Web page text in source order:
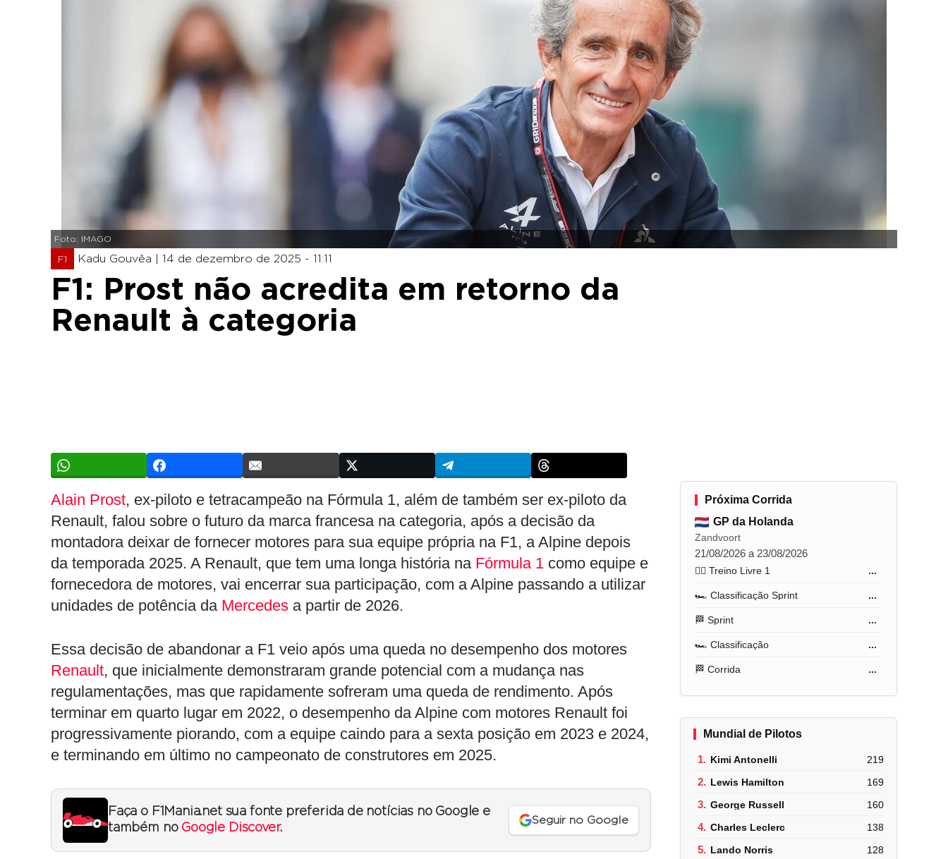
Foto: IMAGO
F1 Kadu Gouvêa | 14 de dezembro de 2025 - 11:11
F1: Prost não acredita em retorno da
Renault à categoria
Alain Prost, ex-piloto e tetracampeão na Fórmula 1, além de também ser ex-piloto da
Renault, falou sobre o futuro da marca francesa na categoria, após a decisão da
montadora deixar de fornecer motores para sua equipe própria na F1, a Alpine depois
da temporada 2025. A Renault, que tem uma longa história na Fórmula 1 como equipe e
fornecedora de motores, vai encerrar sua participação, com a Alpine passando a utilizar
unidades de potência da Mercedes a partir de 2026.
Essa decisão de abandonar a F1 veio após uma queda no desempenho dos motores
Renault, que inicialmente demonstraram grande potencial com a mudança nas
regulamentações, mas que rapidamente sofreram uma queda de rendimento. Após
terminar em quarto lugar em 2022, o desempenho da Alpine com motores Renault foi
progressivamente piorando, com a equipe caindo para a sexta posição em 2023 e 2024,
e terminando em último no campeonato de construtores em 2025.
Faça o F1Mania.net sua fonte preferida de notícias no Google e
também no Google Discover.
Seguir no Google
Próxima Corrida
GP da Holanda
Zandvoort
21/08/2026 a 23/08/2026
🏋️‍♂️ Treino Livre 1 ...
🏎️ Classificação Sprint ...
🏁 Sprint ...
🏎️ Classificação ...
🏁 Corrida ...
Mundial de Pilotos
1. Kimi Antonelli 219
2. Lewis Hamilton 169
3. George Russell 160
4. Charles Leclerc 138
5. Lando Norris 128